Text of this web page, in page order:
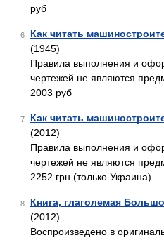
руб
6 Как читать
(1945)
Правила выполнения и
чертежей не являются
2003 руб
7 Как читать
(2012)
Правила выполнения и
чертежей не являются
2252 грн (только Украина)
8 Книга, глаголемая
(2012)
Воспроизведено в